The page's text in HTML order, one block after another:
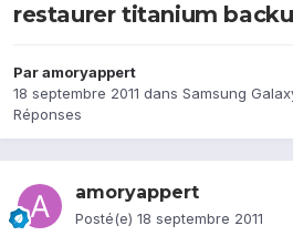
restaurer titanium
Paramoryappert
18 septembre 2011 dans Samsung
Réponses
amoryappert
Posté(e) 18 septembre 2011